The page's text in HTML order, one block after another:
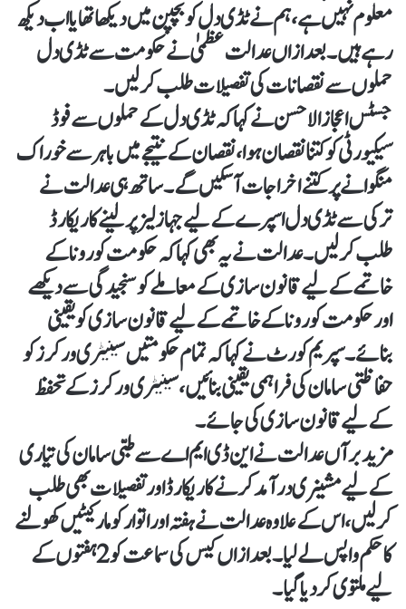
معلوم نہیں ہے، ہم نے ٹڈی دل کو بچپن میں دیکھا تھا یا اب دیکھ
رہے ہیں۔بعد ازاں عدالت عظمیٰ نے حکومت سے ٹڈی دل
حملوں سے نقصانات کی تفصیلات طلب کرلیں۔
جسٹس اعجاز الاحسن نے کہا کہ ٹڈی دل کے حملوں سے فوڈ
سیکیورٹی کو کتنا نقصان ہوا، نقصان کے نتیجے میں باہر سے خوراک
منگوانے پر کتنے اخراجات آسکیں گے۔ساتھ ہی عدالت نے
ترکی سے ٹڈی دل اسپرے کے لیے جہاز لیز پر لینے کا ریکارڈ
طلب کرلیں۔عدالت نے یہ بھی کہا کہ حکومت کورونا کے
خاتمے کے لیے قانون سازی کے معاملے کو سنجیدگی سے دیکھے
اور حکومت کورونا کے خاتمے کے لیے قانون سازی کو یقینی
بنائے۔سپریم کورٹ نے کہا کہ تمام حکومتیں سینیٹری ورکرز کو
حفاظتی سامان کی فراہمی یقینی بنائیں، سینیٹری ورکرز کے تحفظ
کے لیے قانون سازی کی جائے۔
مزید برآں عدالت نے این ڈی ایم اے سے طبی سامان کی تیاری
کے لیے مشینری درآمد کرنے کا ریکارڈ اور تفصیلات بھی طلب
کرلیں، اس کے علاوہ عدالت نے ہفتہ اور اتوار کو مارکیٹیں کھولنے
کا حکم واپس لے لیا۔بعد ازاں کیس کی سماعت کو 2 ہفتوں کے
لیے ملتوی کردیا گیا۔